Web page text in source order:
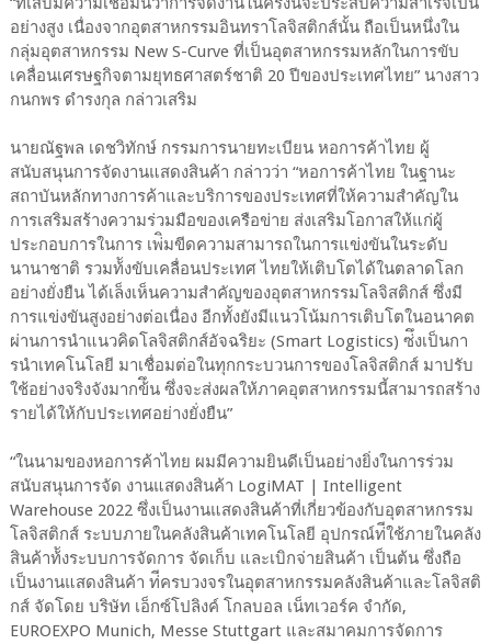
อย่างสูง เนื่องจากอุตสาหกรรมอินทราโลจิสติกส์นั้น ถือเป็นหนึ่งใน
กลุ่มอุตสาหกรรม New S-Curve ที่เป็นอุตสาหกรรมหลักในการขับ
เคลื่อนเศรษฐกิจตามยุทธศาสตร์ชาติ 20 ปีของประเทศไทย” นางสาว
กนกพร ดํารงกุล กล่าวเสริม
นายณัฐพล เดชวิทักษ์ กรรมการนายทะเบียน หอการค้าไทย ผู้
สนับสนุนการจัดงานแสดงสินค้า กล่าวว่า “หอการค้าไทย ในฐานะ
สถาบันหลักทางการค้าและบริการของประเทศที่ให้ความสําคัญใน
การเสริมสร้างความร่วมมือของเครือข่าย ส่งเสริมโอกาสให้แก่ผู้
ประกอบการในการ เพ่ิมขีดความสามารถในการแข่งขันในระดับ
นานาชาติ รวมท้ังขับเคลื่อนประเทศ ไทยให้เติบโตได้ในตลาดโลก
อย่างยั่งยืน ได้เล็งเห็นความสําคัญของอุตสาหกรรมโลจิสติกส์ ซึ่งมี
การแข่งขันสูงอย่างต่อเนื่อง อีกทั้งยังมีแนวโน้มการเติบโตในอนาคต
ผ่านการนําแนวคิดโลจิสติกส์อัจฉริยะ (Smart Logistics) ซ่ึงเป็นกา
รนําเทคโนโลยี มาเชื่อมต่อในทุกกระบวนการของโลจิสติกส์ มาปรับ
ใช้อย่างจริงจังมากข้ึน ซึ่งจะส่งผลให้ภาคอุตสาหกรรมนี้สามารถสร้าง
รายได้ให้กับประเทศอย่างยั่งยืน”
“ในนามของหอการค้าไทย ผมมีความยินดีเป็นอย่างยิ่งในการร่วม
สนับสนุนการจัด งานแสดงสินค้า LogiMAT | Intelligent
Warehouse 2022 ซึ่งเป็นงานแสดงสินค้าที่เกี่ยวข้องกับอุตสาหกรรม
โลจิสติกส์ ระบบภายในคลังสินค้าเทคโนโลยี อุปกรณ์ท่ีใช้ภายในคลัง
สินค้าท้ังระบบการจัดการ จัดเก็บ และเบิกจ่ายสินค้า เป็นต้น ซึ่งถือ
เป็นงานแสดงสินค้า ท่ีครบวงจรในอุตสาหกรรมคลังสินค้าและโลจิสติ
กส์ จัดโดย บริษัท เอ็กซ์โปลิงค์ โกลบอล เน็ทเวอร์ค จํากัด,
EUROEXPO Munich, Messe Stuttgart และสมาคมการจัดการ